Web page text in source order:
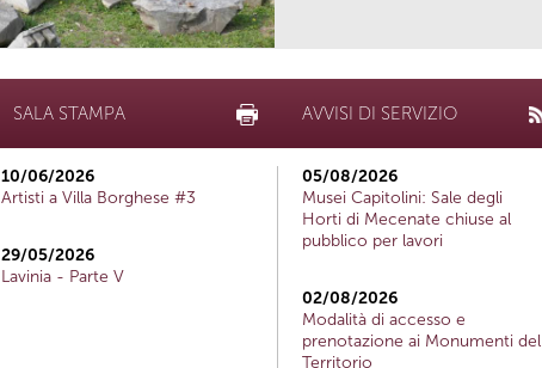
SALA STAMPA
10/06/2026
Artisti a Villa Borghese #3
29/05/2026
Lavinia - Parte V
AVVISI DI SERVIZIO
05/08/2026
Musei Capitolini: Sale degli
Horti di Mecenate chiuse al
pubblico per lavori
02/08/2026
Modalità di accesso e
prenotazione ai Monumenti del
Territorio